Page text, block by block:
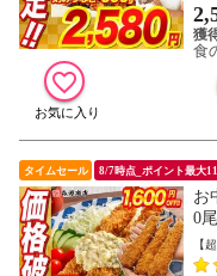
食
タイムセール 8/7時点_ポイント最大
お
0
ル
【